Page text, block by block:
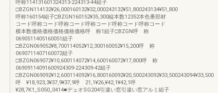
呼称114131601324313-224313-44組子
□BZGN114132¥26,000160132¥32,000243132¥51,800243134¥51,800
呼称160154組子□BZGN160152¥35,300縦本数12352本色番部材
コード呼称コード呼称コード呼称コード呼称コード呼称コード
横本数価格価格価格価格価格呼 称1組子□BZGN呼 称
0690511405160051組子
□BZGN069052¥8,700114052¥12,300160052¥15,200呼 称
0690711407160072組子
□BZGN069072¥10,600114072¥14,600160072¥17,800呼 称
06909114091600924309-224309-42組子
□BZGN069092¥12,600114092¥16,800160092¥20,500243092¥33,500243094¥33,500
呼 ¥18,923,3¥37,9¥37,9呼 21,1¥26,¥42,1¥42,1呼
¥28,7K1_S050_0414■デュオSG204引違い窓引違い窓アルミ組子